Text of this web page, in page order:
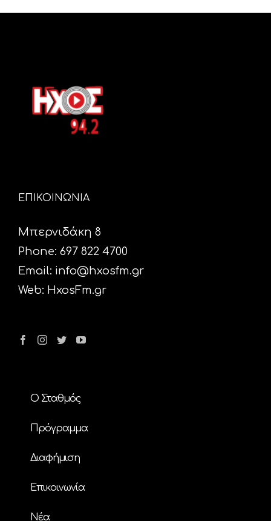
ΕΠΙΚΟΙΝΩΝΙΑ
Μπερνιδάκη 8
Phone: 697 822 4700
Email: info@hxosfm.gr
Web: HxosFm.gr
Ο Σταθμός
Πρόγραμμα
Διαφήμιση
Επικοινωνία
Nέα